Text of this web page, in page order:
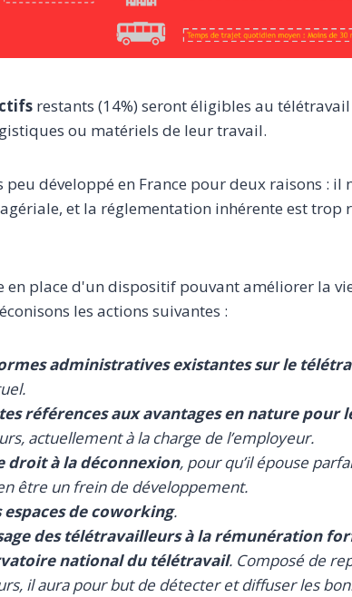
restants (14%) seront éligibles au télétravail
ou matériels de leur travail.
peu développé en France pour deux raisons : il
et la réglementation inhérente est trop
en place d'un dispositif pouvant améliorer la
les actions suivantes :
administratives existantes sur le
références aux avantages en nature pour
actuellement à la charge de l’employeur.
droit à la déconnexion, pour qu’il épouse
être un frein de développement.
de coworking.
des télétravailleurs à la rémunération
national du télétravail. Composé de
il aura pour but de détecter et diffuser les